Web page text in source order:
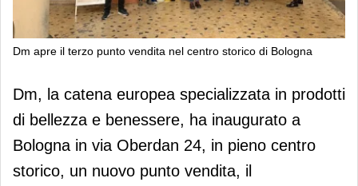
Dm apre il terzo punto vendita nel centro storico di Bologna
Dm apre il terzo punto vendita nel
centro storico di Bologna
Dm, la catena europea specializzata in prodotti
di bellezza e benessere, ha inaugurato a
Bologna in via Oberdan 24, in pieno centro
storico, un nuovo punto vendita, il